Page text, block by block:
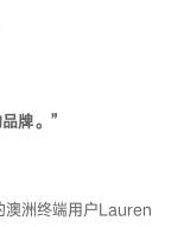
牌。”
澳洲终端用户Lauren